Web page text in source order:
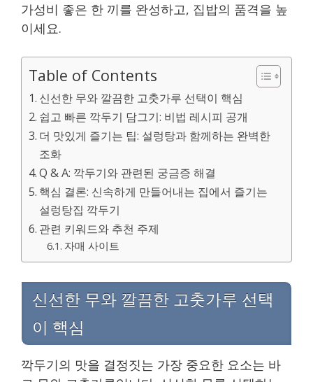
가성비 좋은 한 끼를 완성하고, 집밥의 품격을 높
이세요.
Table of Contents
신선한 무와 깔끔한 고춧가루 선택이 핵심
쉽고 빠른 깍두기 담그기: 비법 레시피 공개
더 맛있게 즐기는 팁: 설렁탕과 함께하는 완벽한
조화
Q & A: 깍두기와 관련된 궁금증 해결
핵심 결론: 신속하게 만들어내는 집에서 즐기는
설렁탕집 깍두기
관련 키워드와 추천 주제
자매 사이트
신선한 무와 깔끔한 고춧가루 선택
이 핵심
깍두기의 맛을 결정짓는 가장 중요한 요소는 바